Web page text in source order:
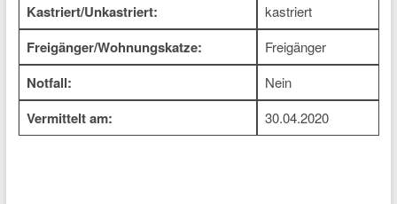
Kastriert/Unkastriert: kastriert
Freigänger/Wohnungskatze: Freigänger
Notfall: Nein
Vermittelt am: 30.04.2020